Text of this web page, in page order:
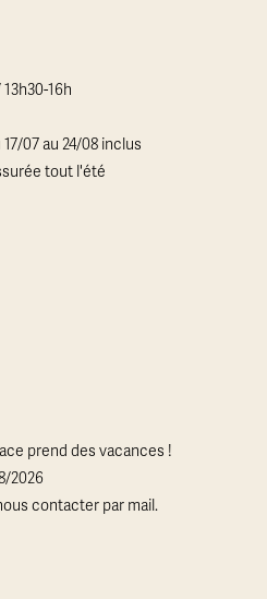
16h
07 au 24/08 inclus
tout l'été
prend des vacances !
2026
contacter par mail.